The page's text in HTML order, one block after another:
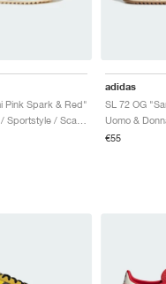
Pink Spark & Red"
adidas
€55